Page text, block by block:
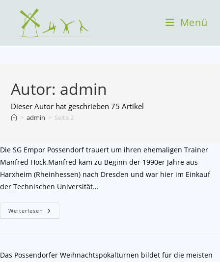
Menü
Autor: admin
Dieser Autor hat geschrieben 75 Artikel
> admin > Seite 2
Die SG Empor Possendorf trauert um ihren ehemaligen Trainer
Manfred Hock.Manfred kam zu Beginn der 1990er Jahre aus
Harxheim (Rheinhessen) nach Dresden und war hier im Einkauf
der Technischen Universität…
Weiterlesen
Das Possendorfer Weihnachtspokalturnen bildet für die meisten